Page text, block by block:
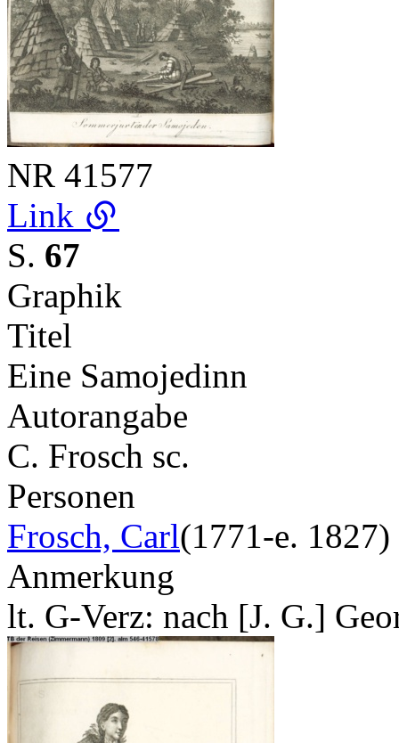
NR 41577
Link
S. 67
Graphik
Titel
Eine Samojedinn
Autorangabe
C. Frosch sc.
Personen
Frosch, Carl(1771-e. 1827)
Anmerkung
lt. G-Verz: nach [J. G.]